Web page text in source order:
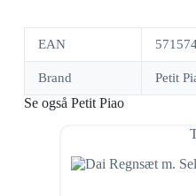
EAN
Brand Petit
Se også Petit Piao